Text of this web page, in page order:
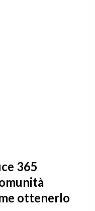
365
ottenerlo